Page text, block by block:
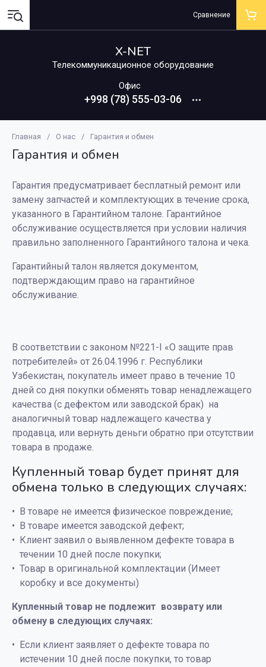
X-NET
Телекоммуникационное оборудование
Офис
+998 (78) 555-03-06
Сравнение
Главная / О нас / Гарантия и обмен
Гарантия и обмен
Гарантия предусматривает бесплатный ремонт или
замену запчастей и комплектующих в течение срока,
указанного в Гарантийном талоне. Гарантийное
обслуживание осуществляется при условии наличия
правильно заполненного Гарантийного талона и чека.
Гарантийный талон является документом,
подтверждающим право на гарантийное
обслуживание.
В соответствии с законом №221-I «О защите прав
потребителей» от 26.04.1996 г. Республики
Узбекистан, покупатель имеет право в течение 10
дней со дня покупки обменять товар ненадлежащего
качества (с дефектом или заводской брак) на
аналогичный товар надлежащего качества у
продавца, или вернуть деньги обратно при отсутствии
товара в продаже.
Купленный товар будет принят для
обмена только в следующих случаях:
В товаре не имеется физическое повреждение;
В товаре имеется заводской дефект;
Клиент заявил о выявленном дефекте товара в
течении 10 дней после покупки;
Товар в оригинальной комплектации (Имеет
коробку и все документы)
Купленный товар не подлежит возврату или
обмену в следующих случаях:
Если клиент заявляет о дефекте товара по
истечении 10 дней после покупки, то товар